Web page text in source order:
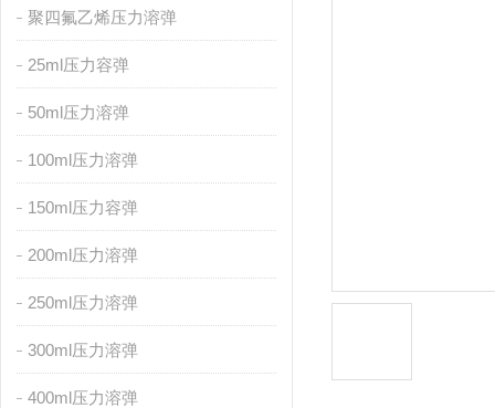
聚四氟乙烯压力溶弹
25ml压力容弹
50ml压力溶弹
100ml压力溶弹
150ml压力容弹
200ml压力溶弹
250ml压力溶弹
300ml压力溶弹
400ml压力溶弹